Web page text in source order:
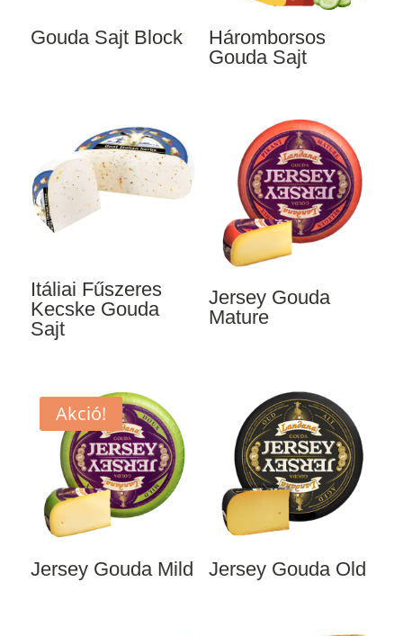
Gouda Sajt Block
Háromborsos
Gouda Sajt
Itáliai Fűszeres
Kecske Gouda
Sajt
Jersey Gouda
Mature
Akció!
Jersey Gouda Mild Jersey Gouda Old